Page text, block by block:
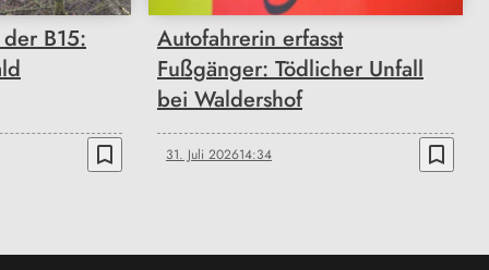
B15:
bookmark_border
Autofahrerin erfasst
Fußgänger: Tödlicher Unfall
bei Waldershof
31. Juli 202614:34 bookmark_border